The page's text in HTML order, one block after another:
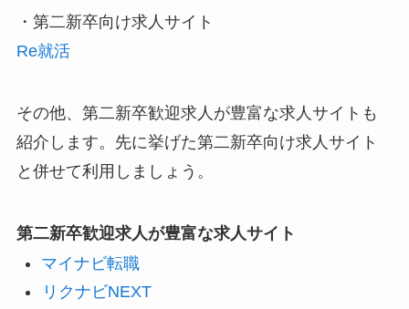
・第二新卒向け求人サイト
Re就活
その他、第二新卒歓迎求人が豊富な求人サイトも
紹介します。先に挙げた第二新卒向け求人サイト
と併せて利用しましょう。
第二新卒歓迎求人が豊富な求人サイト
マイナビ転職
リクナビNEXT